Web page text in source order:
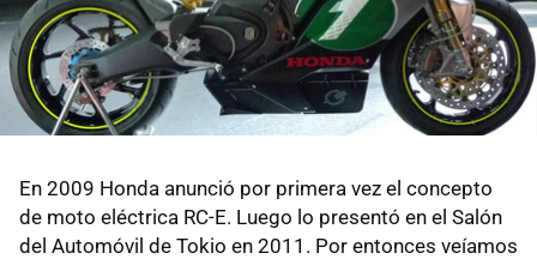
En 2009 Honda anunció por primera vez el concepto
de moto eléctrica RC-E. Luego lo presentó en el Salón
del Automóvil de Tokio en 2011. Por entonces veíamos